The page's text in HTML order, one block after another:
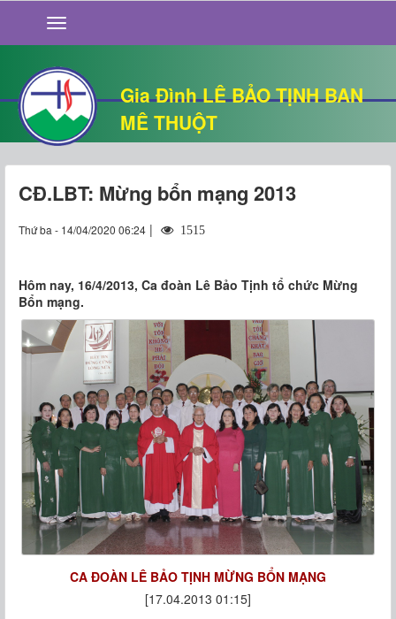
Gia Đình LÊ BẢO TỊNH BAN
MÊ THUỘT
GIỚI THIỆU
TIN TỨC
SỐNG ĐẠO
CHUYỆN NHÀ
QUÁN VĂN
THƯ GIÃN
CĐ.LBT: Mừng bổn mạng 2013
Thứ ba - 14/04/2020 06:24 | 1515
Hôm nay, 16/4/2013, Ca đoàn Lê Bảo Tịnh tổ chức Mừng
Bổn mạng.
CA ĐOÀN LÊ BẢO TỊNH MỪNG BỔN MẠNG
[17.04.2013 01:15]